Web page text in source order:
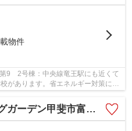
物件
9 2号棟：中央線竜王駅にも近くて
があります。省エネルギー対策によ
デン甲斐市富竹新田 1号棟